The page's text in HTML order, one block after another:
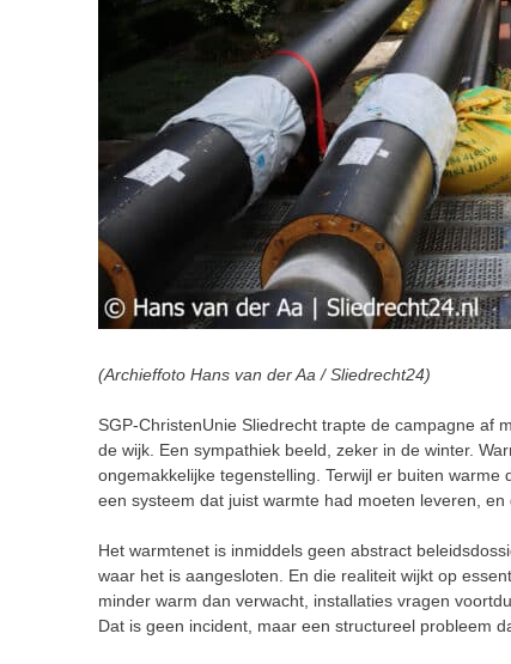
(Archieffoto Hans van der Aa / Sliedrecht24)
SGP-ChristenUnie Sliedrecht trapte de campagne af
de wijk. Een sympathiek beeld, zeker in de winter.
ongemakkelijke tegenstelling. Terwijl er buiten
een systeem dat juist warmte had moeten leveren, en
Het warmtenet is inmiddels geen abstract
waar het is aangesloten. En die realiteit wijkt op
minder warm dan verwacht, installaties vragen
Dat is geen incident, maar een structureel probleem